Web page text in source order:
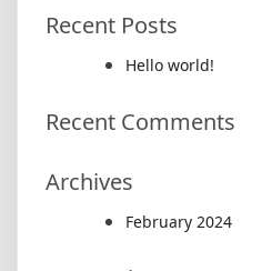
Recent Posts
Hello world!
Recent Comments
Archives
February 2024